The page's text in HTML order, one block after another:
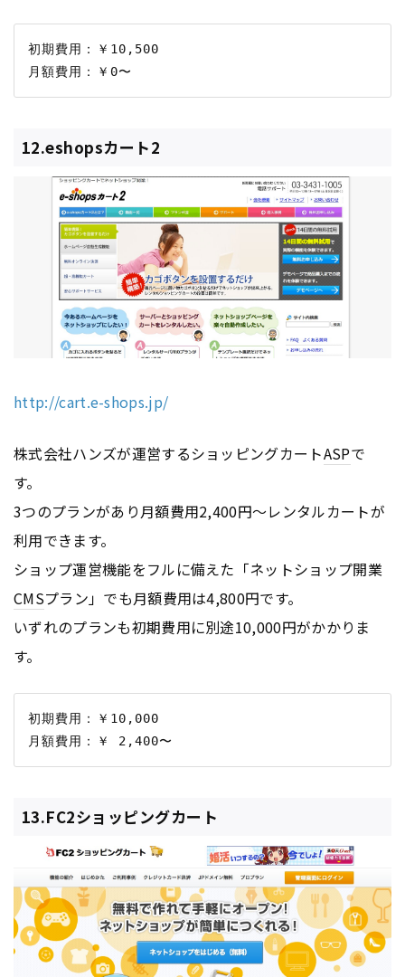
初期費用：￥10,500
12.eshopsカート2
http://cart.e-shops.jp/
株式会社ハンズが運営するショッピングカートASPで
す。
3つのプランがあり月額費用2,400円〜レンタルカートが
利用できます。
ショップ運営機能をフルに備えた「ネットショップ開業
CMSプラン」でも月額費用は4,800円です。
いずれのプランも初期費用に別途10,000円がかかりま
す。
初期費用：￥10,000
13.FC2ショッピングカート